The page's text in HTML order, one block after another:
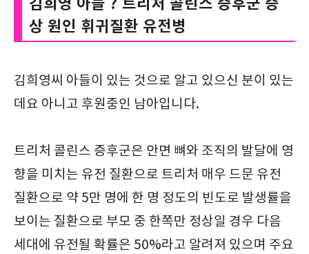
김희영 아들 ? 트리처 콜린스 증후군 증
상 원인 휘귀질환 유전병
김희영씨 아들이 있는 것으로 알고 있으신 분이 있는
데요 아니고 후원중인 남아입니다.
트리처 콜린스 증후군은 안면 뼈와 조직의 발달에 영
향을 미치는 유전 질환으로 트리처 매우 드문 유전
질환으로 약 5만 명에 한 명 정도의 빈도로 발생률을
보이는 질환으로 부모 중 한쪽만 정상일 경우 다음
세대에 유전될 확률은 50%라고 알려져 있으며 주요